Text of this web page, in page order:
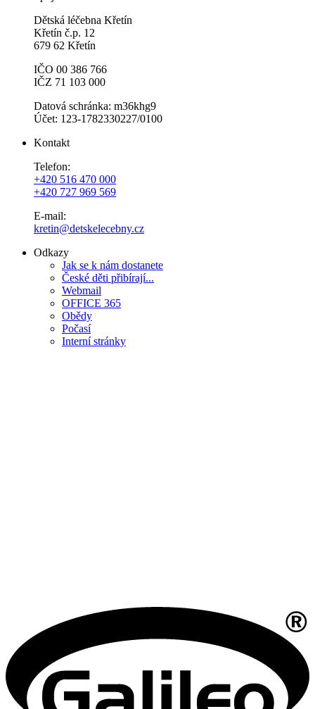
Dětská léčebna Křetín
Křetín č.p. 12
679 62 Křetín
IČO 00 386 766
IČZ 71 103 000
Datová schránka: m36khg9
Účet: 123-1782330227/0100
Kontakt
Telefon:
+420 516 470 000
+420 727 969 569
E-mail:
kretin@detskelecebny.cz
Odkazy
Jak se k nám dostanete
České děti přibírají...
Webmail
OFFICE 365
Obědy
Počasí
Interní stránky